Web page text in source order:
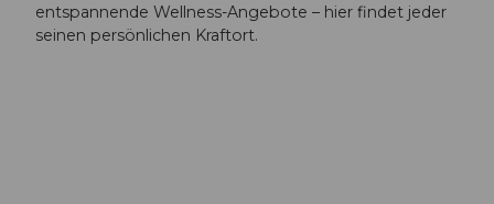
entspannende Wellness-Angebote – hier findet jeder
seinen persönlichen Kraftort.